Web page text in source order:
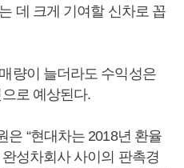
데 크게 기여할 신차로 꼽
량이 늘더라도 수익성은
로 예상된다.
은 “현대차는 2018년 환율
성차회사 사이의 판촉경